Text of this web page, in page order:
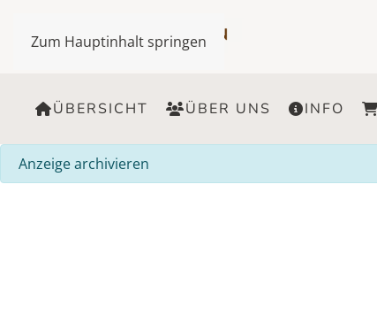
Zum Hauptinhalt springen
ÜBERSICHT ÜBER UNS INFO
info
Anzeige archivieren